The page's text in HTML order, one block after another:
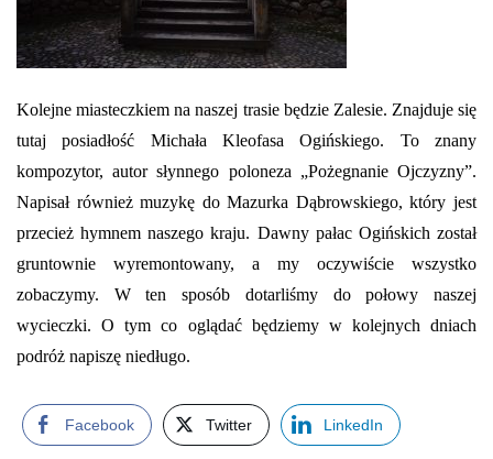
Kolejne miasteczkiem na naszej trasie będzie Zalesie. Znajduje się
tutaj posiadłość Michała Kleofasa Ogińskiego. To znany
kompozytor, autor słynnego poloneza „Pożegnanie Ojczyzny”.
Napisał również muzykę do Mazurka Dąbrowskiego, który jest
przecież hymnem naszego kraju. Dawny pałac Ogińskich został
gruntownie wyremontowany, a my oczywiście wszystko
zobaczymy. W ten sposób dotarliśmy do połowy naszej
wycieczki. O tym co oglądać będziemy w kolejnych dniach
podróż napiszę niedługo.
Facebook Twitter LinkedIn